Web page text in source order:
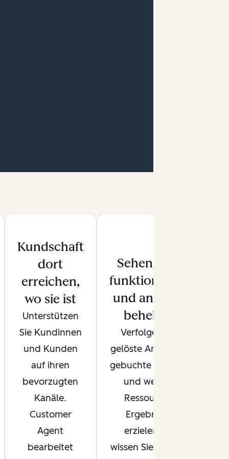
Kundschaft
dort
erreichen,
wo sie ist
Unterstützen
Sie Kundinnen
und Kunden
auf ihren
bevorzugten
Kanäle.
Customer
Agent
bearbeitet
Sehen, was
funktioniert –
und anderes
beheben
Verfolgen Sie
gelöste Anfragen,
gebuchte Termine
und welche
Ressourcen
Ergebnisse
erzielen. So
wissen Sie, wie Ihr